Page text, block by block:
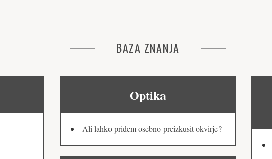
BAZA ZNANJA
Optika
Ali lahko pridem osebno preizkusit okvirje?